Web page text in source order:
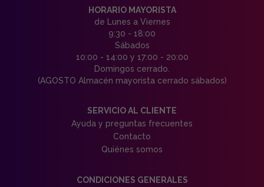
HORARIO MAYORISTA
de Lunes a Viernes
9:30 - 18:00
Sábados
10:00 - 14:00 y 17:00 - 20:00
Domingos cerrado.
(AGOSTO Almacén mayorista cerrado sábados)
SERVICIO AL CLIENTE
Ayuda y preguntas frecuentes
Contacto
Quiénes somos
CONDICIONES GENERALES